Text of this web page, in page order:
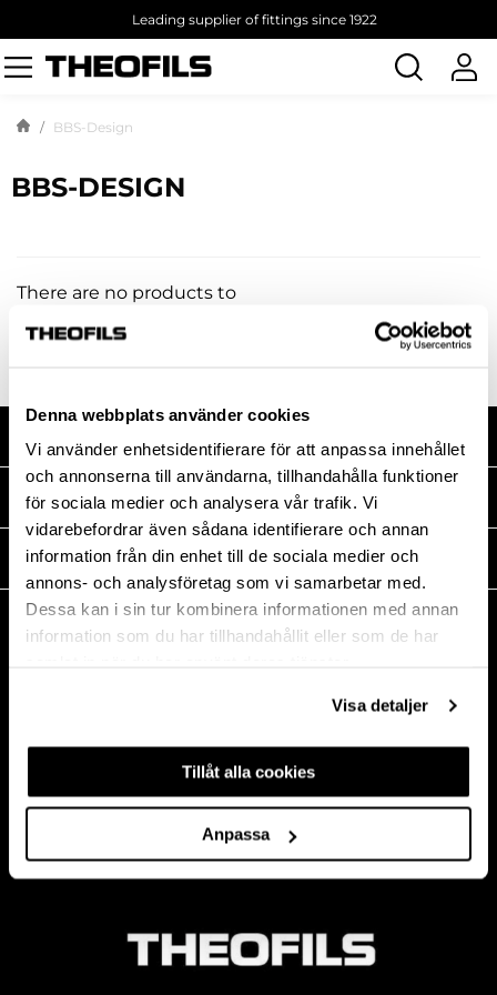
Denna webbplats använder cookies
Vi använder enhetsidentifierare för att anpassa innehållet
och annonserna till användarna, tillhandahålla funktioner
för sociala medier och analysera vår trafik. Vi
vidarebefordrar även sådana identifierare och annan
information från din enhet till de sociala medier och
annons- och analysföretag som vi samarbetar med.
Dessa kan i sin tur kombinera informationen med annan
information som du har tillhandahållit eller som de har
Visa detaljer
Tillåt alla cookies
Anpassa
Leading supplier of fittings since 1922
Search
products
BBS-Design
BBS-DESIGN
There are no products to
MEDIA
THEOFILS
CONTACT
Postal address:
Mogölsvägen 26
Phone:+46 (0)10-178 13 00
Org. nr 556154-8925